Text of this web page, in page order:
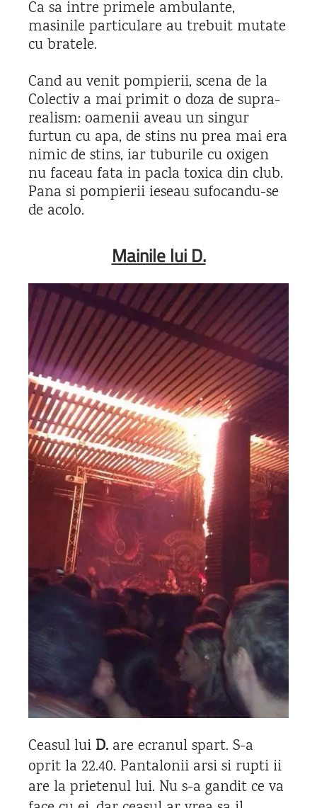
Ca sa intre primele ambulante,
masinile particulare au trebuit mutate
cu bratele.
Cand au venit pompierii, scena de la
Colectiv a mai primit o doza de supra-
realism: oamenii aveau un singur
furtun cu apa, de stins nu prea mai era
nimic de stins, iar tuburile cu oxigen
nu faceau fata in pacla toxica din club.
Pana si pompierii ieseau sufocandu-se
de acolo.
Mainile lui D.
Ceasul luiD. are ecranul spart. S-a
oprit la 22.40. Pantalonii arsi si rupti ii
are la prietenul lui. Nu s-a gandit ce va